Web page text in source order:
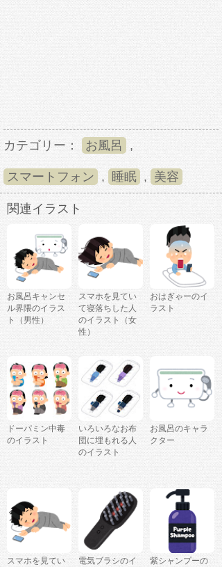
カテゴリー： お風呂 ,
スマートフォン , 睡眠 , 美容
関連イラスト
お風呂キャンセ
ル界隈のイラス
ト（男性）
スマホを見てい
て寝落ちした人
のイラスト（女
性）
おはぎゃーのイ
ラスト
ドーパミン中毒
のイラスト
いろいろなお布
団に埋もれる人
のイラスト
お風呂のキャラ
クター
スマホを見てい
電気ブラシのイ
紫シャンプーの